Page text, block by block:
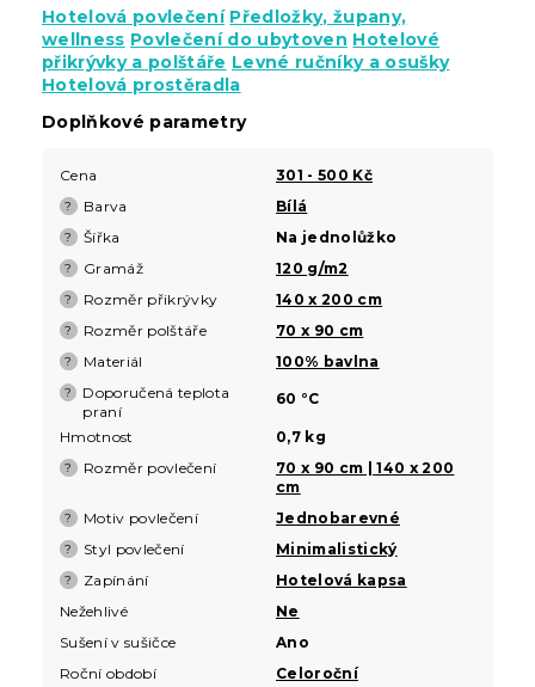
Hotelová povlečení Předložky, župany,
wellness Povlečení do ubytoven Hotelové
přikrývky a polštáře Levné ručníky a osušky
Hotelová prostěradla
Doplňkové parametry
Cena 301 - 500 Kč
? Barva Bílá
? Šířka Na jednolůžko
? Gramáž 120 g/m2
? Rozměr přikrývky 140 x 200 cm
? Rozměr polštáře 70 x 90 cm
? Materiál 100% bavlna
?
Doporučená teplota
praní
60 °C
Hmotnost 0,7 kg
? Rozměr povlečení
70 x 90 cm | 140 x 200
cm
? Motiv povlečení Jednobarevné
? Styl povlečení Minimalistický
? Zapínání
Hotelová kapsa
Nežehlivé
Ne
Sušení v sušičce
Ano
Roční období
Celoroční